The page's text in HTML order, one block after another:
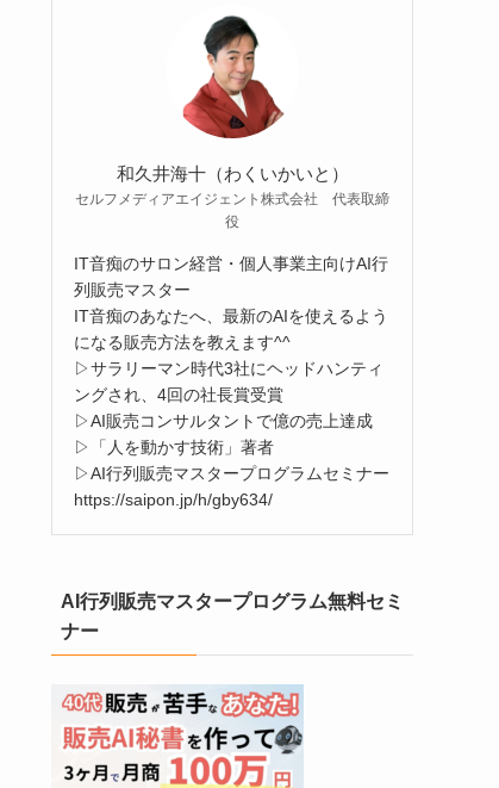
和久井海十（わくいかいと）
セルフメディアエイジェント株式会社 代表取締
役
IT音痴のサロン経営・個人事業主向けAI行
列販売マスター
IT音痴のあなたへ、最新のAIを使えるよう
になる販売方法を教えます^^
▷サラリーマン時代3社にヘッドハンティ
ングされ、4回の社長賞受賞
▷AI販売コンサルタントで億の売上達成
▷「人を動かす技術」著者
▷AI行列販売マスタープログラムセミナー
https://saipon.jp/h/gby634/
AI行列販売マスタープログラム無料セミ
ナー